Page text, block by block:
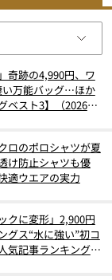
奇跡の4,990円、ワ
い万能バッグ…ほか
ベスト3】（2026年
ロのポロシャツが夏
け防止シャツも優
適ウエアの実力
クに変形」2,900円
グス“水に強い”初コ
気記事ランキングベ